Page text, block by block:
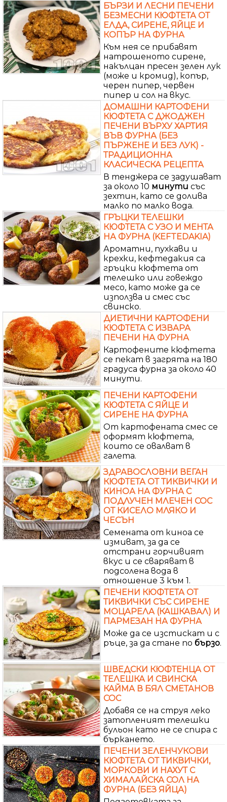
БЪРЗИ И ЛЕСНИ ПЕЧЕНИ
БЕЗМЕСНИ КЮФТЕТА ОТ
ЕЛДА, СИРЕНЕ, ЯЙЦЕ И
КОПЪР НА ФУРНА
Към нея се прибавят
натрошеното сиренe,
накълцан пресен зелен лук
(може и кромид), копър,
черен пипер, червен
пипер и сол на вкус.
ДОМАШНИ КАРТОФЕНИ
КЮФТЕТА С ДЖОДЖЕН
ПЕЧЕНИ ВЪРХУ ХАРТИЯ
ВЪВ ФУРНА (БЕЗ
ПЪРЖЕНЕ И БЕЗ ЛУК) -
ТРАДИЦИОННА
КЛАСИЧЕСКА РЕЦЕПТА
В тенджера се задушават
за около 10 минути със
зехтин, като се долива
малко по малко вода.
ГРЪЦКИ ТЕЛЕШКИ
КЮФТЕТА С УЗО И МЕНТА
НА ФУРНА (KEFTEDAKIA)
Ароматни, пухкави и
крехки, кефтедакия са
гръцки кюфтета от
телешко или говеждо
месо, като може да се
използва и смес със
свинско.
ДИЕТИЧНИ КАРТОФЕНИ
КЮФТЕТА С ИЗВАРА
ПЕЧЕНИ НА ФУРНА
Картофените кюфтета
се пекат в загрята на 180
градуса фурна за около 40
минути.
ПЕЧЕНИ КАРТОФЕНИ
КЮФТЕТА С ЯЙЦЕ И
СИРЕНЕ НА ФУРНА
От картофената смес се
оформят кюфтета,
които се овалват в
галета.
ЗДРАВОСЛОВНИ ВЕГАН
КЮФТЕТА ОТ ТИКВИЧКИ И
КИНОА НА ФУРНА С
ПОДЛУЧЕН МЛЕЧЕН СОС
ОТ КИСЕЛО МЛЯКО И
ЧЕСЪН
Семената от киноа се
измиват, за да се
отстрани горчивият
вкус и се сваряват в
подсолена вода в
отношение 3 към 1.
ПЕЧЕНИ КЮФТЕТА ОТ
ТИКВИЧКИ СЪС СИРЕНЕ
МОЦАРЕЛА (КАШКАВАЛ) И
ПАРМЕЗАН НА ФУРНА
Може да се изстискат и с
ръце, за да стане по бързо.
ШВЕДСКИ КЮФТЕНЦА ОТ
ТЕЛЕШКА И СВИНСКА
КАЙМА В БЯЛ СМЕТАНОВ
СОС
Добавя се на струя леко
затопленият телешки
бульон като не се спира с
бъркането.
ПЕЧЕНИ ЗЕЛЕНЧУКОВИ
КЮФТЕТА ОТ ТИКВИЧКИ,
МОРКОВИ И НАХУТ С
ХИМАЛАЙСКА СОЛ НА
ФУРНА (БЕЗ ЯЙЦА)